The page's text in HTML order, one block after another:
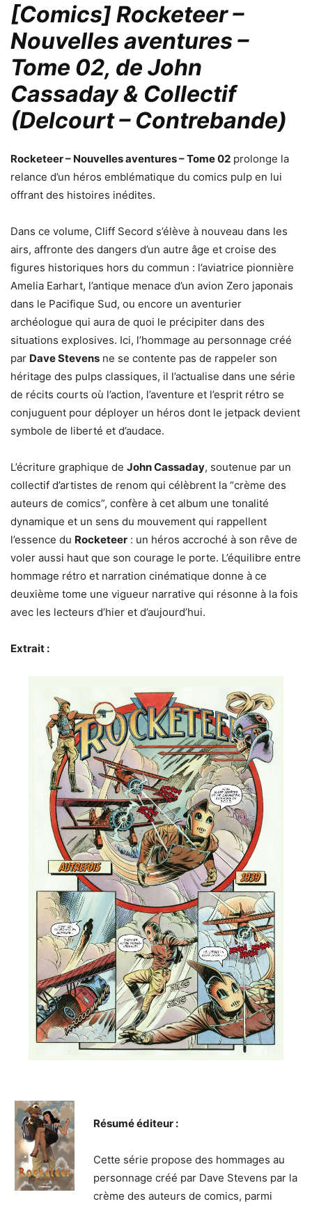
[Comics] Rocketeer –
Nouvelles aventures –
Tome 02, de John
Cassaday & Collectif
(Delcourt – Contrebande)
Rocketeer – Nouvelles aventures – Tome 02 prolonge la
relance d’un héros emblématique du comics pulp en lui
offrant des histoires inédites.
Dans ce volume, Cliff Secord s’élève à nouveau dans les
airs, affronte des dangers d’un autre âge et croise des
figures historiques hors du commun : l’aviatrice pionnière
Amelia Earhart, l’antique menace d’un avion Zero japonais
dans le Pacifique Sud, ou encore un aventurier
archéologue qui aura de quoi le précipiter dans des
situations explosives. Ici, l’hommage au personnage créé
par Dave Stevens ne se contente pas de rappeler son
héritage des pulps classiques, il l’actualise dans une série
de récits courts où l’action, l’aventure et l’esprit rétro se
conjuguent pour déployer un héros dont le jetpack devient
symbole de liberté et d’audace.
L’écriture graphique de John Cassaday, soutenue par un
collectif d’artistes de renom qui célèbrent la “crème des
auteurs de comics”, confère à cet album une tonalité
dynamique et un sens du mouvement qui rappellent
l’essence du Rocketeer : un héros accroché à son rêve de
voler aussi haut que son courage le porte. L’équilibre entre
hommage rétro et narration cinématique donne à ce
deuxième tome une vigueur narrative qui résonne à la fois
avec les lecteurs d’hier et d’aujourd’hui.
Extrait :
Résumé éditeur :
Cette série propose des hommages au
personnage créé par Dave Stevens par la
crème des auteurs de comics, parmi